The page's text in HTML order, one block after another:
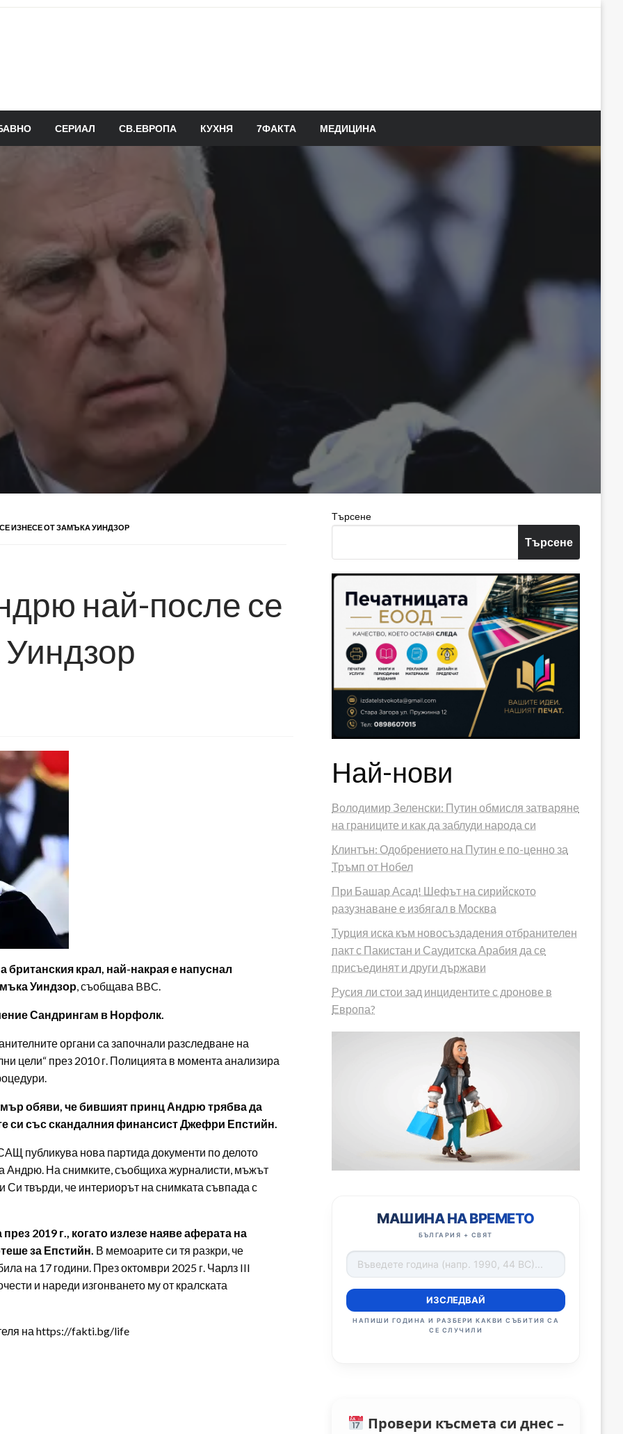
СЕРИАЛ СВ.ЕВРОПА КУХНЯ 7ФАКТА МЕДИЦИНА
ИЗНЕСЕ ОТ ЗАМЪКА УИНДЗОР
най-после се
Уиндзор
крал, най-накрая е напуснал
Уиндзор, съобщава BBC.
Сандрингам в Норфолк.
органи са започнали разследване на
цели“ през 2010 г. Полицията в момента анализира
обяви, че бившият принц Андрю трябва да
си със скандалния финансист Джефри Епстийн.
публикува нова партида документи по делото
Андрю. На снимките, съобщиха журналисти, мъжът
Си твърди, че интериорът на снимката съвпада с
2019 г., когато излезе наяве аферата на
за Епстийн. В мемоарите си тя разкри, че
на 17 години. През октомври 2025 г. Чарлз III
и нареди изгонването му от кралската
на https://fakti.bg/life
Търсене
Търсене
Най-нови
Володимир Зеленски: Путин обмисля затваряне
на границите и как да заблуди народа си
Клинтън: Одобрението на Путин е по-ценно за
Тръмп от Нобел
При Башар Асад! Шефът на сирийското
разузнаване е избягал в Москва
Турция иска към новосъздадения отбранителен
пакт с Пакистан и Саудитска Арабия да се
присъединят и други държави
Русия ли стои зад инцидентите с дронове в
Европа?
МАШИНА НА ВРЕМЕТО
БЪЛГАРИЯ + СВЯТ
ИЗСЛЕДВАЙ
НАПИШИ ГОДИНА И РАЗБЕРИ КАКВИ СЪБИТИЯ СА
СЕ СЛУЧИЛИ
Провери късмета си днес –